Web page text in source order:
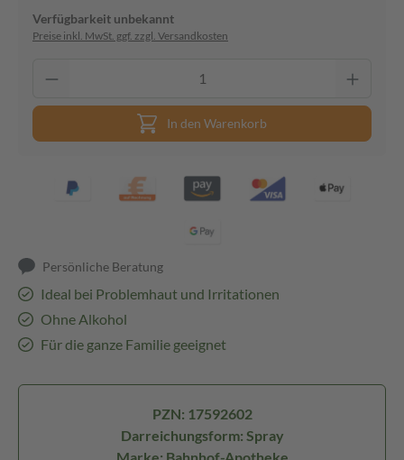
Verfügbarkeit unbekannt
Preise inkl. MwSt. ggf. zzgl. Versandkosten
In den Warenkorb
Persönliche Beratung
Ideal bei Problemhaut und Irritationen
Ohne Alkohol
Für die ganze Familie geeignet
PZN: 17592602
Darreichungsform: Spray